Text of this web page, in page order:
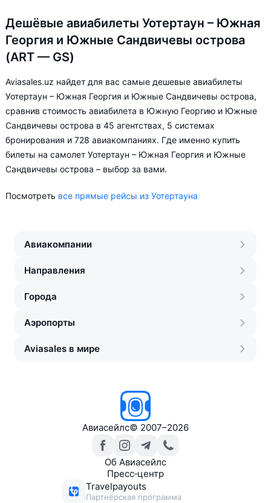
Дешёвые авиабилеты Уотертаун – Южная
Георгия и Южные Сандвичевы острова
(ART — GS)
Aviasales.uz найдет для вас самые дешевые авиабилеты
Уотертаун – Южная Георгия и Южные Сандвичевы острова,
сравнив стоимость авиабилета в Южную Георгию и Южные
Сандвичевы острова в 45 агентствах, 5 системах
бронирования и 728 авиакомпаниях. Где именно купить
билеты на самолет Уотертаун – Южная Георгия и Южные
Сандвичевы острова – выбор за вами.
Посмотреть все прямые рейсы из Уотертауна
Авиакомпании
Направления
Города
Аэропорты
Aviasales в мире
Авиасейлс© 2007–2026
Об Авиасейлс
Пресс‑центр
Travelpayouts
Партнёрская программа